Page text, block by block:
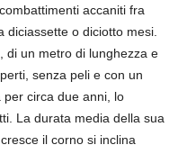
accaniti fra
o diciotto mesi.
di un metro di lunghezza e
senza peli e con un
circa due anni, lo
La durata media della sua
il corno si inclina